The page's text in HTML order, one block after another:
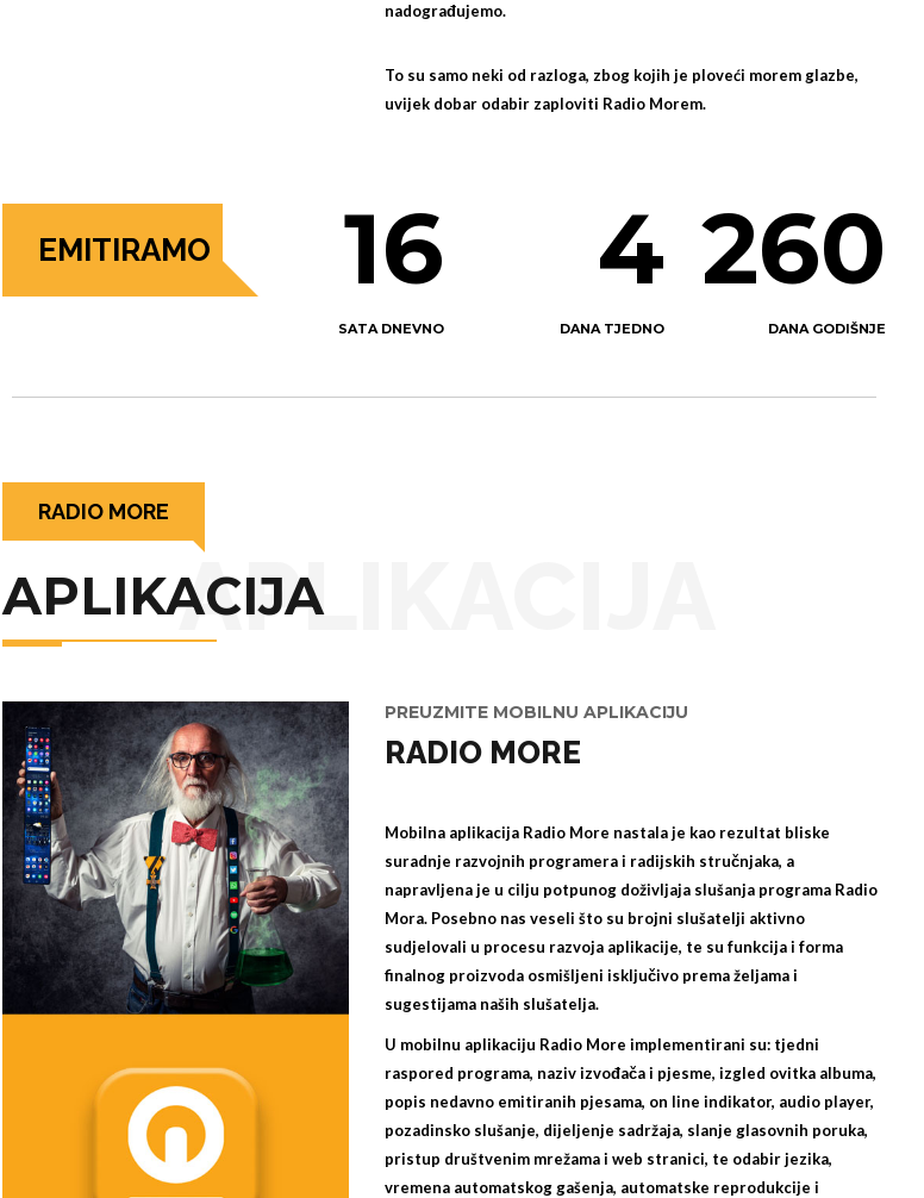
nadograđujemo.
To su samo neki od razloga, zbog kojih je ploveći morem glazbe,
uvijek dobar odabir zaploviti Radio Morem.
EMITIRAMO 24
SATA DNEVNO
6
DANA TJEDNO
365
DANA GODIŠNJE
APLIKACIJA
RADIO MORE
APLIKACIJA
PREUZMITE MOBILNU APLIKACIJU
RADIO MORE
Mobilna aplikacija Radio More nastala je kao rezultat bliske
suradnje razvojnih programera i radijskih stručnjaka, a
napravljena je u cilju potpunog doživljaja slušanja programa Radio
Mora. Posebno nas veseli što su brojni slušatelji aktivno
sudjelovali u procesu razvoja aplikacije, te su funkcija i forma
finalnog proizvoda osmišljeni isključivo prema željama i
sugestijama naših slušatelja.
U mobilnu aplikaciju Radio More implementirani su: tjedni
raspored programa, naziv izvođača i pjesme, izgled ovitka albuma,
popis nedavno emitiranih pjesama, on line indikator, audio player,
pozadinsko slušanje, dijeljenje sadržaja, slanje glasovnih poruka,
pristup društvenim mrežama i web stranici, te odabir jezika,
vremena automatskog gašenja, automatske reprodukcije i